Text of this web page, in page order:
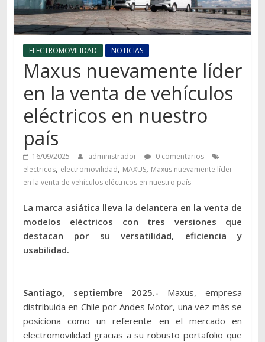
transporte
ELECTROMOVILIDAD NOTICIAS
Maxus nuevamente líder
en la venta de vehículos
eléctricos en nuestro
país
16/09/2025 administrador
0 comentarios
electricos, electromovilidad, MAXUS, Maxus nuevamente líder
en la venta de vehículos eléctricos en nuestro país
La marca asiática lleva la delantera en la venta de
modelos eléctricos con tres versiones que
destacan por su versatilidad, eficiencia y
usabilidad.
Santiago, septiembre 2025.- Maxus, empresa
distribuida en Chile por Andes Motor, una vez más se
posiciona como un referente en el mercado en
electromovilidad gracias a su robusto portafolio que